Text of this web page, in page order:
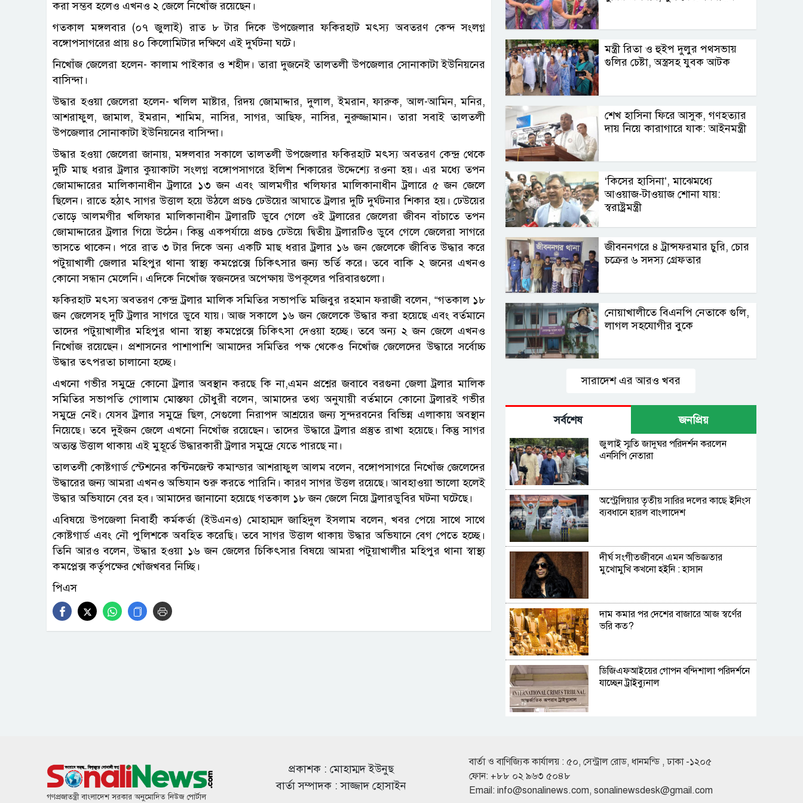
করা সম্ভব হলেও এখনও ২ জেলে নিখোঁজ রয়েছেন।
গতকাল মঙ্গলবার (০৭ জুলাই) রাত ৮ টার দিকে উপজেলার ফকিরহাট মৎস্য অবতরণ কেন্দ সংলগ্ন
বঙ্গোপসাগরের প্রায় ৪০ কিলোমিটার দক্ষিণে এই দুর্ঘটনা ঘটে।
নিখোঁজ জেলেরা হলেন- কালাম পাইকার ও শহীদ। তারা দুজনেই তালতলী উপজেলার সোনাকাটা ইউনিয়নের
বাসিন্দা।
উদ্ধার হওয়া জেলেরা হলেন- খলিল মাষ্টার, রিদয় জোমাদ্দার, দুলাল, ইমরান, ফারুক, আল-আমিন, মনির,
আশরাফুল, জামাল, ইমরান, শামিম, নাসির, সাগর, আছিফ, নাসির, নুরুজ্জামান। তারা সবাই তালতলী
উপজেলার সোনাকাটা ইউনিয়নের বাসিন্দা।
উদ্ধার হওয়া জেলেরা জানায়, মঙ্গলবার সকালে তালতলী উপজেলার ফকিরহাট মৎস্য অবতরণ কেন্দ্র থেকে
দুটি মাছ ধরার ট্রলার কুয়াকাটা সংলগ্ন বঙ্গোপসাগরে ইলিশ শিকারের উদ্দেশ্যে রওনা হয়। এর মধ্যে তপন
জোমাদ্দারের মালিকানাধীন ট্রলারে ১৩ জন এবং আলমগীর খলিফার মালিকানাধীন ট্রলারে ৫ জন জেলে
ছিলেন। রাতে হঠাৎ সাগর উত্তাল হয়ে উঠলে প্রচণ্ড ঢেউয়ের আঘাতে ট্রলার দুটি দুর্ঘটনার শিকার হয়। ঢেউয়ের
তোড়ে আলমগীর খলিফার মালিকানাধীন ট্রলারটি ডুবে গেলে ওই ট্রলারের জেলেরা জীবন বাঁচাতে তপন
জোমাদ্দারের ট্রলার গিয়ে উঠেন। কিন্তু একপর্যায়ে প্রচণ্ড ঢেউয়ে দ্বিতীয় ট্রলারটিও ডুবে গেলে জেলেরা সাগরে
ভাসতে থাকেন। পরে রাত ৩ টার দিকে অন্য একটি মাছ ধরার ট্রলার ১৬ জন জেলেকে জীবিত উদ্ধার করে
পটুয়াখালী জেলার মহিপুর থানা স্বাস্থ্য কমপ্লেক্সে চিকিৎসার জন্য ভর্তি করে। তবে বাকি ২ জনের এখনও
কোনো সন্ধান মেলেনি। এদিকে নিখোঁজ স্বজনদের অপেক্ষায় উপকূলের পরিবারগুলো।
ফকিরহাট মৎস্য অবতরণ কেন্দ্র ট্রলার মালিক সমিতির সভাপতি মজিবুর রহমান ফরাজী বলেন, “গতকাল ১৮
জন জেলেসহ দুটি ট্রলার সাগরে ডুবে যায়। আজ সকালে ১৬ জন জেলেকে উদ্ধার করা হয়েছে এবং বর্তমানে
তাদের পটুয়াখালীর মহিপুর থানা স্বাস্থ্য কমপ্লেক্সে চিকিৎসা দেওয়া হচ্ছে। তবে অন্য ২ জন জেলে এখনও
নিখোঁজ রয়েছেন। প্রশাসনের পাশাপাশি আমাদের সমিতির পক্ষ থেকেও নিখোঁজ জেলেদের উদ্ধারে সর্বোচ্চ
উদ্ধার তৎপরতা চালানো হচ্ছে।
এখনো গভীর সমুদ্রে কোনো ট্রলার অবস্থান করছে কি না,এমন প্রশ্নের জবাবে বরগুনা জেলা ট্রলার মালিক
সমিতির সভাপতি গোলাম মোস্তফা চৌধুরী বলেন, আমাদের তথ্য অনুযায়ী বর্তমানে কোনো ট্রলারই গভীর
সমুদ্রে নেই। যেসব ট্রলার সমুদ্রে ছিল, সেগুলো নিরাপদ আশ্রয়ের জন্য সুন্দরবনের বিভিন্ন এলাকায় অবস্থান
নিয়েছে। তবে দুইজন জেলে এখনো নিখোঁজ রয়েছেন। তাদের উদ্ধারে ট্রলার প্রস্তুত রাখা হয়েছে। কিন্তু সাগর
অত্যন্ত উত্তাল থাকায় এই মুহূর্তে উদ্ধারকারী ট্রলার সমুদ্রে যেতে পারছে না।
তালতলী কোষ্টগার্ড স্টেশনের কন্টিনজেন্ট কমান্ডার আশরাফুল আলম বলেন, বঙ্গোপসাগরে নিখোঁজ জেলেদের
উদ্ধারের জন্য আমরা এখনও অভিযান শুরু করতে পারিনি। কারণ সাগর উত্তল রয়েছে। আবহাওয়া ভালো হলেই
উদ্ধার অভিযানে বের হব। আমাদের জানানো হয়েছে গতকাল ১৮ জন জেলে নিয়ে ট্রলারডুবির ঘটনা ঘটেছে।
এবিষয়ে উপজেলা নিবার্হী কর্মকর্তা (ইউএনও) মোহাম্মদ জাহিদুল ইসলাম বলেন, খবর পেয়ে সাথে সাথে
কোষ্টগার্ড এবং নৌ পুলিশকে অবহিত করেছি। তবে সাগর উত্তাল থাকায় উদ্ধার অভিযানে বেগ পেতে হচ্ছে।
তিনি আরও বলেন, উদ্ধার হওয়া ১৬ জন জেলের চিকিৎসার বিষয়ে আমরা পটুয়াখালীর মহিপুর থানা স্বাস্থ্য
কমপ্লেক্স কর্তৃপক্ষের খোঁজখবর নিচ্ছি।
পিএস
মন্ত্রী রিতা ও হুইপ দুলুর পথসভায়
গুলির চেষ্টা, অস্ত্রসহ যুবক আটক
শেখ হাসিনা ফিরে আসুক, গণহত্যার
দায় নিয়ে কারাগারে যাক: আইনমন্ত্রী
‘কিসের হাসিনা’, মাঝেমধ্যে
আওয়াজ-টাওয়াজ শোনা যায়:
স্বরাষ্ট্রমন্ত্রী
জীবননগরে ৪ ট্রান্সফরমার চুরি, চোর
চক্রের ৬ সদস্য গ্রেফতার
নোয়াখালীতে বিএনপি নেতাকে গুলি,
লাগল সহযোগীর বুকে
সারাদেশ এর আরও খবর
সর্বশেষ জনপ্রিয়
জুলাই স্মৃতি জাদুঘর পরিদর্শন করলেন
এনসিপি নেতারা
অস্ট্রেলিয়ার তৃতীয় সারির দলের কাছে ইনিংস
ব্যবধানে হারল বাংলাদেশ
দীর্ঘ সংগীতজীবনে এমন অভিজ্ঞতার
মুখোমুখি কখনো হইনি : হাসান
দাম কমার পর দেশের বাজারে আজ স্বর্ণের
ভরি কত?
ডিজিএফআইয়ের গোপন বন্দিশালা পরিদর্শনে
যাচ্ছেন ট্রাইব্যুনাল
রাজধানীতে সকাল থেকেই বৃষ্টি, চলতে পারে
দিনভর
গণপ্রজাতন্ত্রী বাংলাদেশ সরকার অনুমোদিত নিউজ পোর্টাল
প্রকাশক : মোহাম্মদ ইউনুছ
বার্তা সম্পাদক : সাজ্জাদ হোসাইন
বার্তা ও বাণিজ্যিক কার্যালয় : ৫০, সেন্ট্রাল রোড, ধানমন্ডি , ঢাকা -১২০৫
ফোন: +৮৮ ০২ ৯৬৩ ৫০৪৮
Email: info@sonalinews.com, sonalinewsdesk@gmail.com